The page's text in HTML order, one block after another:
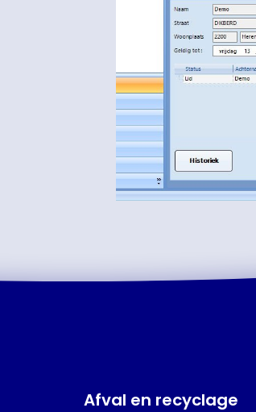
Afval en recyclage